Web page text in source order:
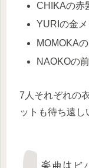
CHIKAの赤
YURIの金
MOMOKA
NAOKOの
7人それぞれの
ットも待ち遠し
楽曲はビ